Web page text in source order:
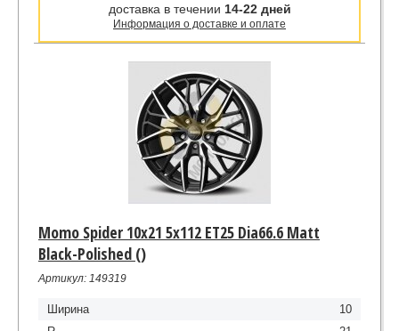
доставка в течении 14-22 дней
Информация о доставке и оплате
Momo Spider 10x21 5x112 ET25 Dia66.6 Matt
Black-Polished ()
Артикул: 149319
Ширина
10